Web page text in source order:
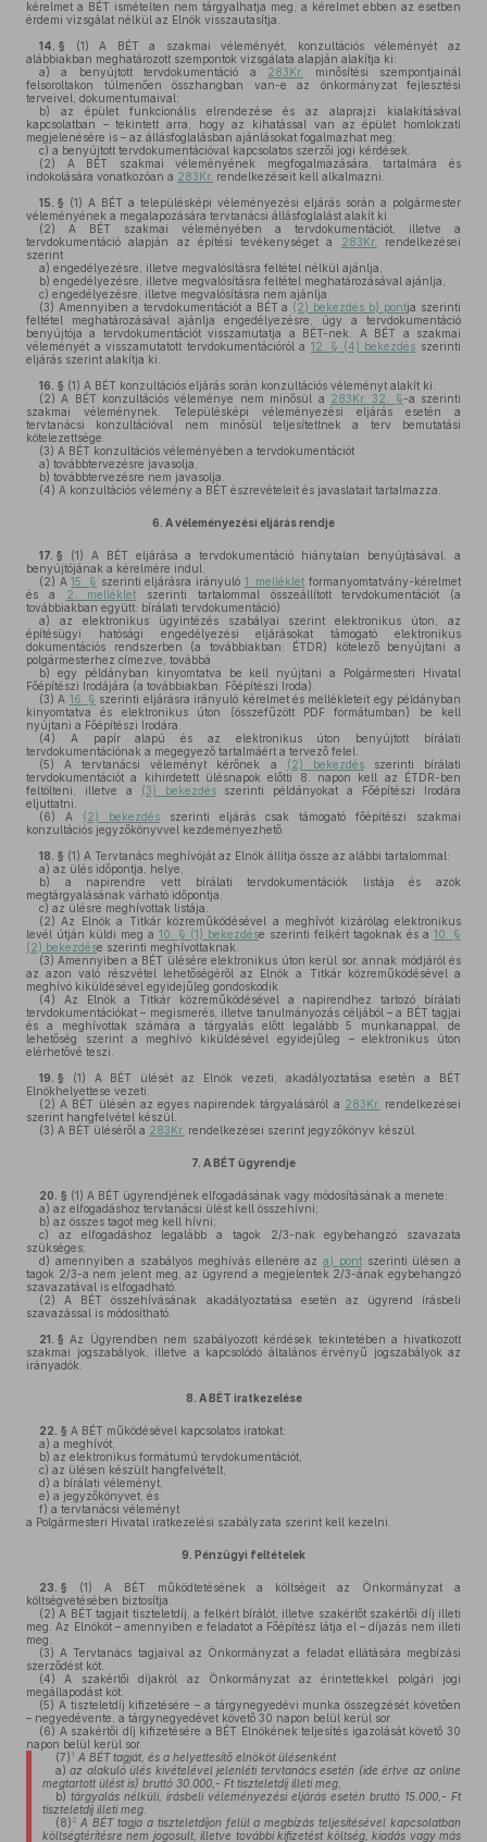
kérelmet a BÉT ismételten nem tárgyalhatja meg, a kérelmet ebben az esetben
érdemi vizsgálat nélkül az Elnök visszautasítja.
14. § (1) A BÉT a szakmai véleményét, konzultációs véleményét az
alábbiakban meghatározott szempontok vizsgálata alapján alakítja ki:
a) a benyújtott tervdokumentáció a 283Kr.
minősítési szempontjainál
felsoroltakon túlmenően összhangban van-e az önkormányzat fejlesztési
terveivel, dokumentumaival;
b) az épület funkcionális elrendezése és az alaprajzi kialakításával
kapcsolatban – tekintett arra, hogy az kihatással van az épület homlokzati
megjelenésére is – az állásfoglalásban ajánlásokat fogalmazhat meg;
c) a benyújtott tervdokumentációval kapcsolatos szerzői jogi kérdések.
(2) A BÉT szakmai véleményének megfogalmazására, tartalmára és
indokolására vonatkozóan a 283Kr. rendelkezéseit kell alkalmazni.
15. § (1) A BÉT a településképi véleményezési eljárás során a polgármester
véleményének a megalapozására tervtanácsi állásfoglalást alakít ki.
(2) A BÉT szakmai véleményében a tervdokumentációt, illetve a
tervdokumentáció alapján az építési tevékenységet a
283Kr.
rendelkezései
szerint
a) engedélyezésre, illetve megvalósításra feltétel nélkül ajánlja,
b) engedélyezésre, illetve megvalósításra feltétel meghatározásával ajánlja,
c) engedélyezésre, illetve megvalósításra nem ajánlja.
(3) Amennyiben a tervdokumentációt a BÉT a (2) bekezdés b) pontja szerinti
feltétel meghatározásával ajánlja engedélyezésre, úgy a tervdokumentáció
benyújtója a tervdokumentációt visszamutatja a BÉT-nek. A BÉT a szakmai
véleményét a visszamutatott tervdokumentációról a 12. § (4) bekezdés szerinti
eljárás szerint alakítja ki.
16. § (1) A BÉT konzultációs eljárás során konzultációs véleményt alakít ki.
(2) A BÉT konzultációs véleménye nem minősül a 283Kr. 32. §-a szerinti
szakmai véleménynek. Településképi véleményezési eljárás esetén a
tervtanácsi konzultációval nem minősül teljesítettnek a terv bemutatási
kötelezettsége.
(3) A BÉT konzultációs véleményében a tervdokumentációt
a) továbbtervezésre javasolja,
b) továbbtervezésre nem javasolja.
(4) A konzultációs vélemény a BÉT észrevételeit és javaslatait tartalmazza.
6. A véleményezési eljárás rendje
17. § (1) A BÉT eljárása a tervdokumentáció hiánytalan benyújtásával, a
benyújtójának a kérelmére indul.
(2) A15. § szerinti eljárásra irányuló 1. melléklet formanyomtatvány-kérelmet
és a
2. melléklet szerinti tartalommal összeállított tervdokumentációt (a
továbbiakban együtt: bírálati tervdokumentáció)
a) az elektronikus ügyintézés szabályai szerint elektronikus úton, az
építésügyi hatósági engedélyezési eljárásokat támogató elektronikus
dokumentációs rendszerben (a továbbiakban: ÉTDR) kötelező benyújtani a
polgármesterhez címezve, továbbá
b) egy példányban kinyomtatva be kell nyújtani a Polgármesteri Hivatal
Főépítészi Irodájára (a továbbiakban: Főépítészi Iroda).
(3) A 16. § szerinti eljárásra irányuló kérelmet és mellékleteit egy példányban
kinyomtatva és elektronikus úton (összefűzött PDF formátumban) be kell
nyújtani a Főépítészi Irodára.
(4) A papír alapú és az elektronikus úton benyújtott bírálati
tervdokumentációnak a megegyező tartalmáért a tervező felel.
(5) A tervtanácsi véleményt kérőnek a (2) bekezdésszerinti bírálati
tervdokumentációt a kihirdetett ülésnapok előtti 8. napon kell az ÉTDR-ben
feltölteni, illetve a
(3) bekezdésszerinti példányokat a Főépítészi Irodára
eljuttatni.
(6) A (2) bekezdés szerinti eljárás csak támogató főépítészi szakmai
konzultációs jegyzőkönyvvel kezdeményezhető.
18. § (1) A Tervtanács meghívóját az Elnök állítja össze az alábbi tartalommal:
a) az ülés időpontja, helye,
b) a napirendre vett bírálati tervdokumentációk listája és azok
megtárgyalásának várható időpontja,
c) az ülésre meghívottak listája.
(2) Az Elnök a Titkár közreműködésével a meghívót kizárólag elektronikus
levél útján küldi meg a 10. § (1) bekezdése szerinti felkért tagoknak és a 10. §
(2) bekezdése szerinti meghívottaknak.
(3) Amennyiben a BÉT ülésére elektronikus úton kerül sor, annak módjáról és
az azon való részvétel lehetőségéről az Elnök a Titkár közreműködésével a
meghívó kiküldésével egyidejűleg gondoskodik.
(4) Az Elnök a Titkár közreműködésével a napirendhez tartozó bírálati
tervdokumentációkat – megismerés, illetve tanulmányozás céljából – a BÉT tagjai
és a meghívottak számára a tárgyalás előtt legalább 5 munkanappal, de
lehetőség szerint a meghívó kiküldésével egyidejűleg – elektronikus úton
elérhetővé teszi.
19. § (1) A BÉT ülését az Elnök vezeti, akadályoztatása esetén a BÉT
Elnökhelyettese vezeti.
(2) A BÉT ülésén az egyes napirendek tárgyalásáról a 283Kr. rendelkezései
szerint hangfelvétel készül.
(3) A BÉT üléséről a 283Kr. rendelkezései szerint jegyzőkönyv készül.
7. A BÉT ügyrendje
20. § (1) A BÉT ügyrendjének elfogadásának vagy módosításának a menete:
a) az elfogadáshoz tervtanácsi ülést kell összehívni;
b) az összes tagot meg kell hívni;
c) az elfogadáshoz legalább a tagok 2/3-nak egybehangzó szavazata
szükséges;
d) amennyiben a szabályos meghívás ellenére aza) pontszerinti ülésen a
tagok 2/3-a nem jelent meg, az ügyrend a megjelentek 2/3-ának egybehangzó
szavazatával is elfogadható.
(2) A BÉT összehívásának akadályoztatása esetén az ügyrend írásbeli
szavazással is módosítható.
21. § Az Ügyrendben nem szabályozott kérdések tekintetében a hivatkozott
szakmai jogszabályok, illetve a kapcsolódó általános érvényű jogszabályok az
irányadók.
8. A BÉT iratkezelése
22. § A BÉT működésével kapcsolatos iratokat:
a) a meghívót,
b) az elektronikus formátumú tervdokumentációt,
c) az ülésen készült hangfelvételt,
d) a bírálati véleményt,
e) a jegyzőkönyvet, és
f) a tervtanácsi véleményt
a Polgármesteri Hivatal iratkezelési szabályzata szerint kell kezelni.
9. Pénzügyi feltételek
23. § (1) A BÉT működtetésének a költségeit az Önkormányzat a
költségvetésében biztosítja.
(2) A BÉT tagjait tiszteletdíj, a felkért bírálót, illetve szakértőt szakértői díj illeti
meg. Az Elnököt – amennyiben e feladatot a Főépítész látja el – díjazás nem illeti
meg.
(3) A Tervtanács tagjaival az Önkormányzat a feladat ellátására megbízási
szerződést köt.
(4) A szakértői díjakról az Önkormányzat az érintettekkel polgári jogi
megállapodást köt.
(5) A tiszteletdíj kifizetésére – a tárgynegyedévi munka összegzését követően
– negyedévente, a tárgynegyedévet követő 30 napon belül kerül sor.
(6) A szakértői díj kifizetésére a BÉT Elnökének teljesítés igazolását követő 30
napon belül kerül sor.
(7) 1 A BÉT tagját, és a helyettesítő elnököt ülésenként
a) az alakuló ülés kivételével jelenléti tervtanács esetén (ide értve az online
megtartott ülést is) bruttó 30.000,- Ft tiszteletdíj illeti meg,
b) tárgyalás nélküli, írásbeli véleményezési eljárás esetén bruttó 15.000,- Ft
tiszteletdíj illeti meg.
(8) 2 A BÉT tagja a tiszteletdíjon felül a megbízás teljesítésével kapcsolatban
költségtérítésre nem jogosult, illetve további kifizetést költség, kiadás vagy más